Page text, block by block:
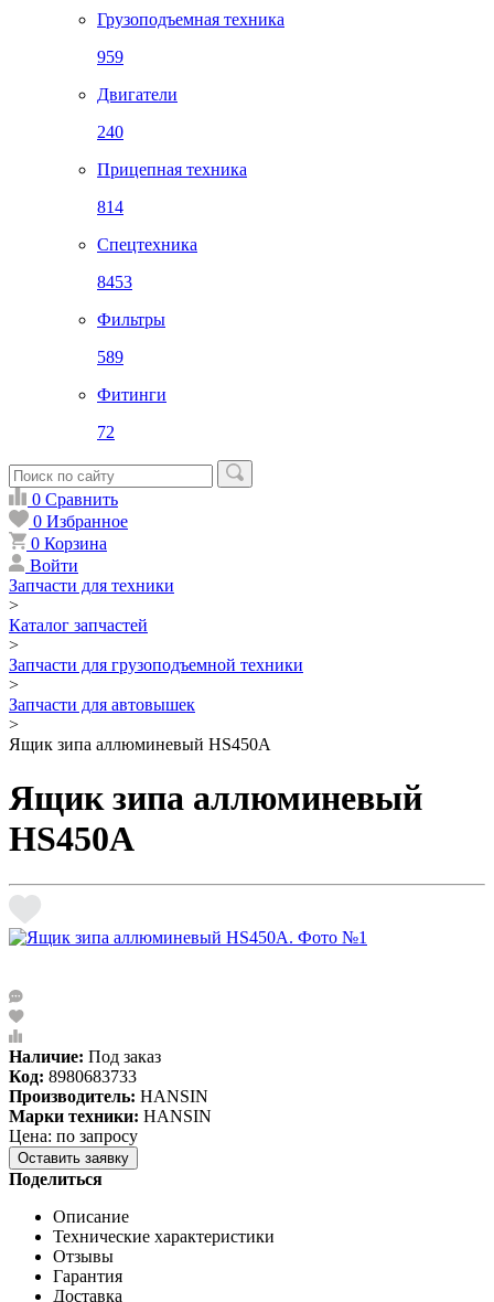
Грузоподъемная техника
959
Двигатели
240
Прицепная техника
814
Спецтехника
8453
Фильтры
589
Фитинги
72
0 Сравнить
0 Избранное
0 Корзина
Войти
Запчасти для техники
>
Каталог запчастей
>
Запчасти для грузоподъемной техники
>
Запчасти для автовышек
>
Ящик зипа аллюминевый HS450A
Ящик зипа аллюминевый
HS450A
Наличие: Под заказ
Код: 8980683733
Производитель: HANSIN
Марки техники: HANSIN
Цена: по запросу
Оставить заявку
Поделиться
Описание
Технические характеристики
Отзывы
Гарантия
Доставка